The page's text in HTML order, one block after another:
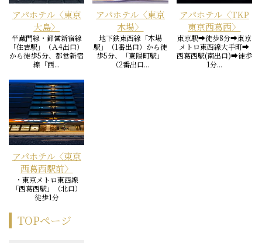
アパホテル〈東京
大島〉
半蔵門線・都営新宿線
「住吉駅」（Ａ4出口）
から徒歩5分、都営新宿
線「西...
アパホテル〈東京
木場〉
地下鉄東西線「木場
駅」（1番出口）から徒
歩5分、「東陽町駅」
（2番出口...
アパホテル〈TKP
東京西葛西〉
東京駅➡徒歩8分➡東京
メトロ東西線大手町➡
西葛西駅(南出口)➡徒歩
1分...
アパホテル〈東京
西葛西駅前〉
・東京メトロ東西線
「西葛西駅」（北口）
徒歩1分
TOPページ